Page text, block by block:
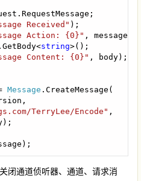
Received"
Action: {0}"
string
Content: {0}" , body);
Message .CreateMessage(
TerryLee/Encode" ,
闭通道侦听器、通道、请求消